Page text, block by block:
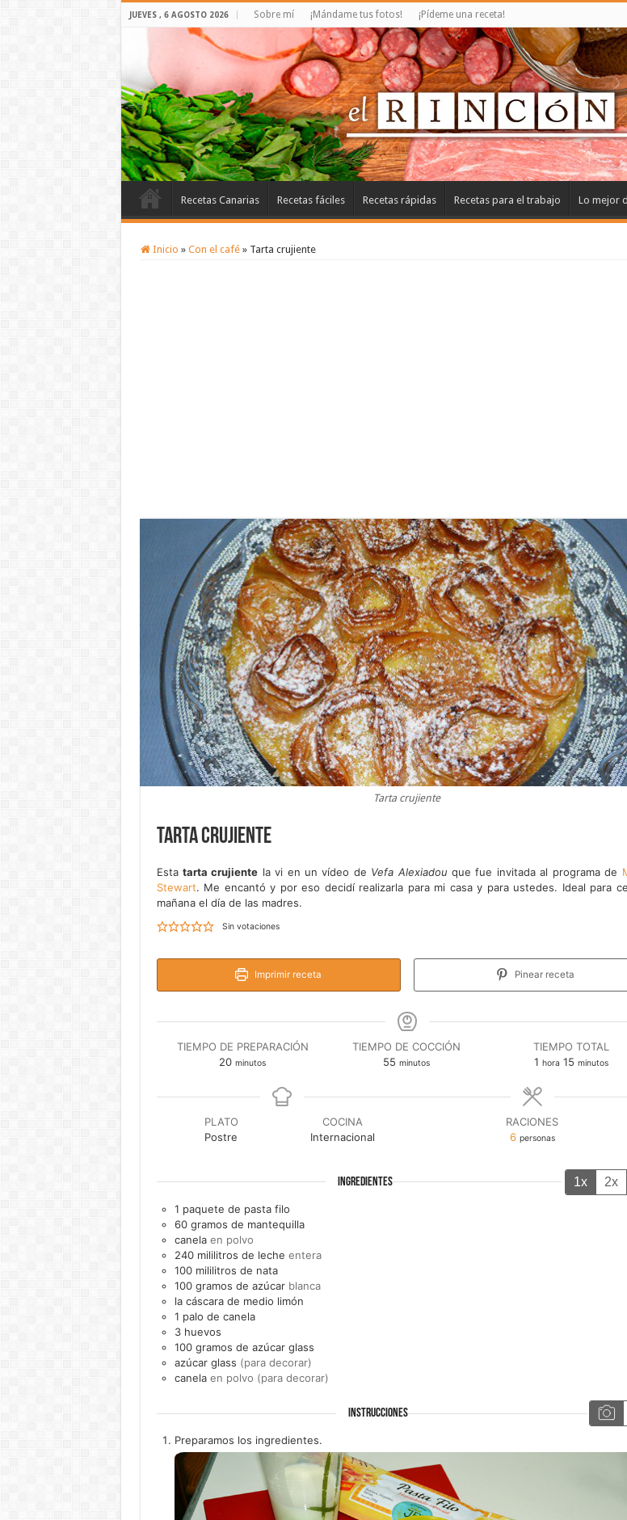
JUEVES , 6 AGOSTO 2026 Sobre mí ¡Mándame tus fotos! ¡Pídeme una receta!
Recetas Canarias Recetas fáciles Recetas rápidas Recetas para el trabajo Lo mejor
Inicio » Con el café » Tarta crujiente
Tarta crujiente
Tarta crujiente
Esta tarta crujiente la vi en un vídeo de Vefa Alexiadou que fue invitada al programa de
Stewart. Me encantó y por eso decidí realizarla para mi casa y para ustedes. Ideal para
mañana el día de las madres.
Sin votaciones
Imprimir receta Pinear receta
TIEMPO DE PREPARACIÓN
20minutos
minutos
TIEMPO DE COCCIÓN
55 minutos
minutos
TIEMPO TOTAL
1hora
hora 15minutos
minutos
PLATO
Postre
COCINA
Internacional
RACIONES
6 personas
INGREDIENTES 1x 2x
1 paquete de pasta filo
60 gramos de mantequilla
canela en polvo
240 mililitros de leche entera
100 mililitros de nata
100 gramos de azúcar blanca
la cáscara de medio limón
1 palo de canela
3 huevos
100 gramos de azúcar glass
azúcar glass (para decorar)
canela en polvo (para decorar)
INSTRUCCIONES
Preparamos los ingredientes.